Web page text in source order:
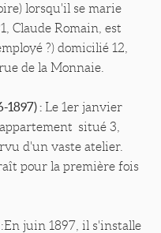
lorsqu'il se marie
Claude Romain, est
?) domicilié 12,
de la Monnaie.
1897) : Le 1er janvier
situé 3,
d'un vaste atelier.
pour la première fois
:En juin 1897, il s'installe